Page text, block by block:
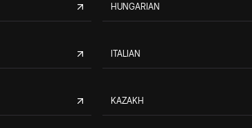
HUNGARIAN
ITALIAN
KAZAKH